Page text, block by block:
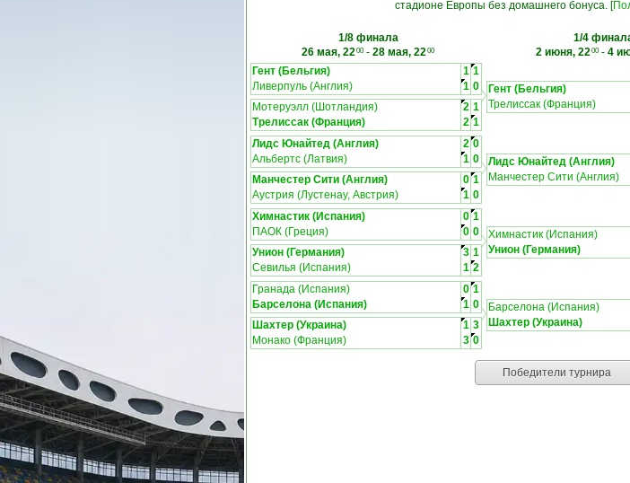
стадионе Европы без домашнего бонуса. [
1/8 финала
26 мая, 2200- 28 мая, 2200
1/4
2 июня, 2200- 4
Гент (Бельгия) 1 1
Ливерпуль (Англия)
1 0
Мотеруэлл (Шотландия)
2 1
Трелиссак (Франция)
2 1
Гент (Бельгия)
Трелиссак (Франция)
Лидс Юнайтед (Англия) 2 0
Альбертс (Латвия)
1 0
Манчестер Сити (Англия)
0 1
Аустрия (Лустенау, Австрия)
1 0
Лидс Юнайтед (Англия)
Манчестер Сити (Англия)
Химнастик (Испания) 0 1
ПАОК (Греция)
0 0
Унион (Германия)
3 1
Севилья (Испания)
1 2
Химнастик (Испания)
Унион (Германия)
Гранада (Испания) 0 1
Барселона (Испания)
1 0
Шахтер (Украина)
1 3
Монако (Франция)
3 0
Барселона (Испания)
Шахтер (Украина)
Победители турнира